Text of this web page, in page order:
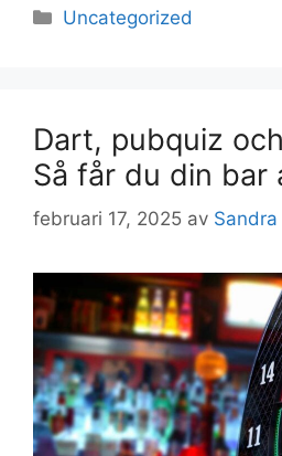
Kategorier
Uncategorized
Dart, pubquiz
Så får du din bar
februari 17, 2025 av Sandra